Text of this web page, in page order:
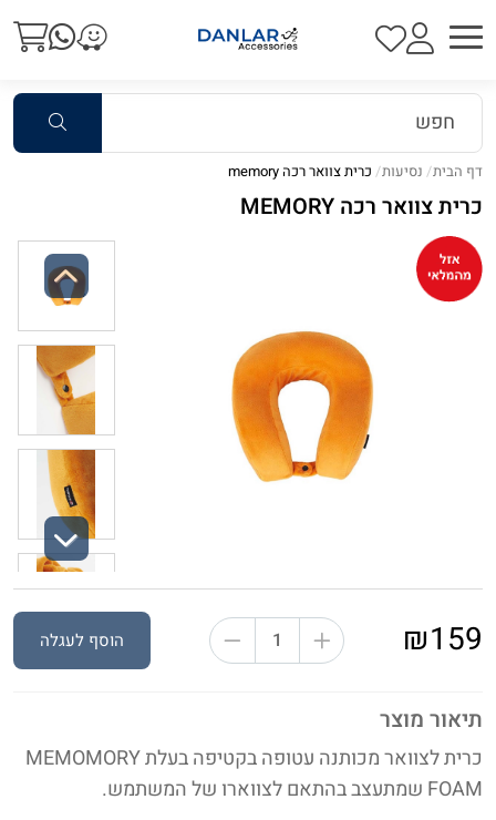
דף הבית נסיעות כרית צוואר רכה memory
כרית צוואר רכה MEMORY
תיאור מוצר
כרית לצוואר מכותנה עטופה בקטיפה בעלת MEMOMORY
FOAM שמתעצב בהתאם לצווארו של המשתמש.
₪159 הוסף לעגלה
Previous
Next